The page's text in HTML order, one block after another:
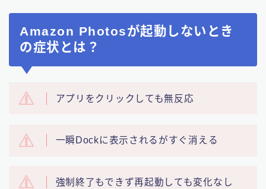
Amazon Photosが起動しないとき
の症状とは？
アプリをクリックしても無反応
一瞬Dockに表示されるがすぐ消える
強制終了もできず再起動しても変化なし